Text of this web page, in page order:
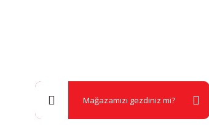
Mağazamızı gezdiniz mi?